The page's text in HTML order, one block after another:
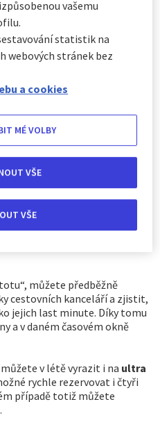
vědí, kdy a jak si rezervovat
známých triků je vybrat si
jsou výhodyrezervace
SE SLEVOU 20 %
v létě nabízí kromě řady
cenu. Nejvýhodnější
chvíli, takže je dobré
můžete předběžně
cestovních kanceláří a zjistit,
jejich last minute. Díky tomu
a v daném časovém okně
v létě vyrazit i na ultra
rychle rezervovat i čtyři
případě totiž můžete
.
vašemu
statistik na
webových stránek bez
a cookies
MÉ VOLBY
VŠE
VŠE